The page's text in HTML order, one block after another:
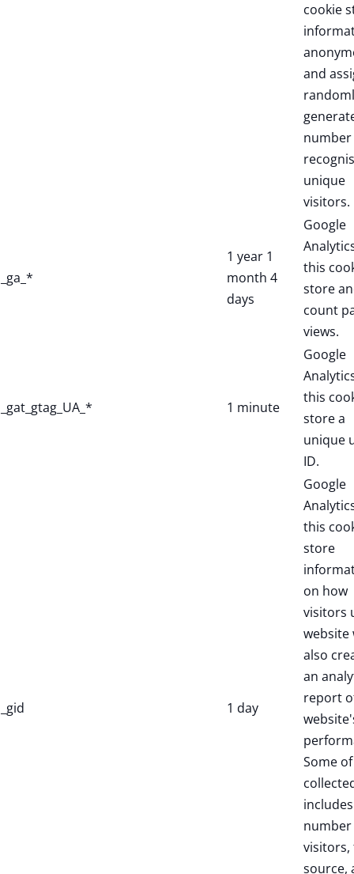
cookie
and
unique
visitors.
_ga_*
1 year 1
month 4
days
Google
this
store
count
views.
_gat_gtag_UA_* 1 minute
Google
this
store a
unique
ID.
_gid 1 day
Google
this
store
on how
visitors
website
also
an
report
Some
source,